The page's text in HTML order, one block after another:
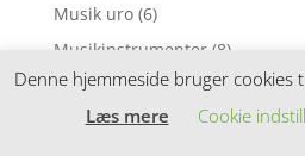
Musik uro (6)
Musikinstrumenter (8)
Musiklegetøj (39)
Myggenet (1)
Denne hjemmeside bruger cookies
Læs mere
Cookie